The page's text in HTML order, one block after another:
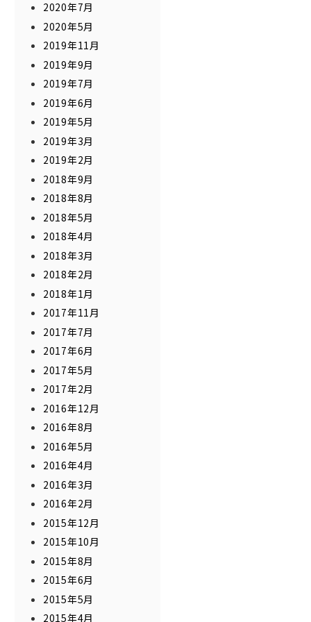
2020年7月
2020年5月
2019年11月
2019年9月
2019年7月
2019年6月
2019年5月
2019年3月
2019年2月
2018年9月
2018年8月
2018年5月
2018年4月
2018年3月
2018年2月
2018年1月
2017年11月
2017年7月
2017年6月
2017年5月
2017年2月
2016年12月
2016年8月
2016年5月
2016年4月
2016年3月
2016年2月
2015年12月
2015年10月
2015年8月
2015年6月
2015年5月
2015年4月